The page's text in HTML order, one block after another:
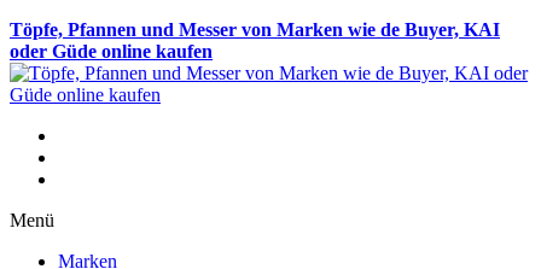
Töpfe, Pfannen und Messer von Marken wie de Buyer, KAI
oder Güde online kaufen
Menü
Marken